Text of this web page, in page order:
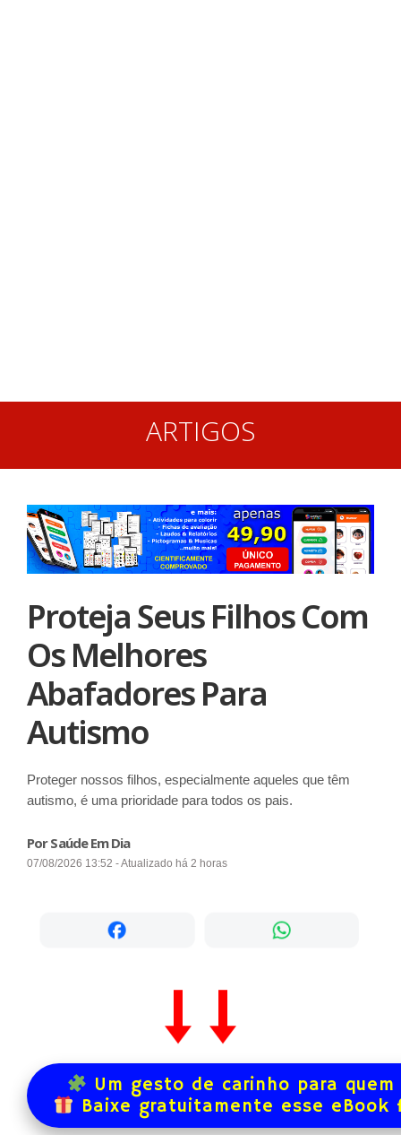
ARTIGOS
Proteja Seus Filhos Com
Os Melhores
Abafadores Para
Autismo
Proteger nossos filhos, especialmente aqueles que têm
autismo, é uma prioridade para todos os pais.
Por Saúde Em Dia
07/08/2026 13:52 - Atualizado há 2 horas
Um gesto de carinho para
Baixe gratuitamente esse